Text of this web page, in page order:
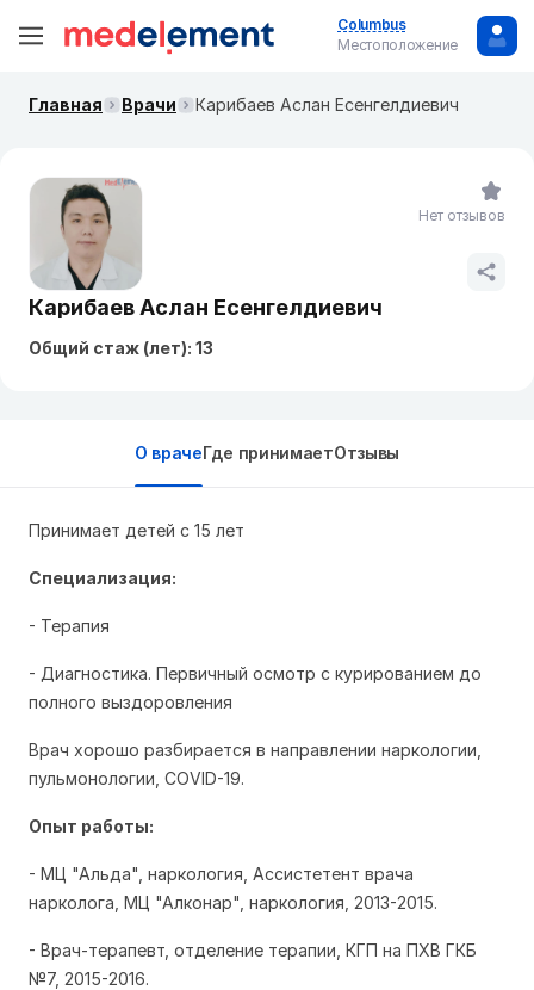
Columbus
Местоположение
Главная Врачи Карибаев Аслан Есенгелдиевич
Карибаев Аслан Есенгелдиевич
Общий стаж (лет): 13
Нет отзывов
О врачеГде принимаетОтзывы
Принимает детей с 15 лет
Специализация:
- Терапия
- Диагностика. Первичный осмотр с курированием до
полного выздоровления
Врач хорошо разбирается в направлении наркологии,
пульмонологии, СOVID-19.
Опыт работы:
- МЦ "Альда", наркология, Ассистетент врача
нарколога, МЦ "Алконар", наркология, 2013-2015.
- Врач-терапевт, отделение терапии, КГП на ПХВ ГКБ
№7, 2015-2016.